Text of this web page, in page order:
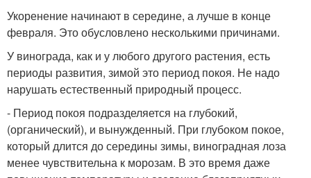
Укоренение начинают в середине, а лучше в конце
февраля. Это обусловлено несколькими причинами.
У винограда, как и у любого другого растения, есть
периоды развития, зимой это период покоя. Не надо
нарушать естественный природный процесс.
- Период покоя подразделяется на глубокий,
(органический), и вынужденный. При глубоком покое,
который длится до середины зимы, виноградная лоза
менее чувствительна к морозам. В это время даже